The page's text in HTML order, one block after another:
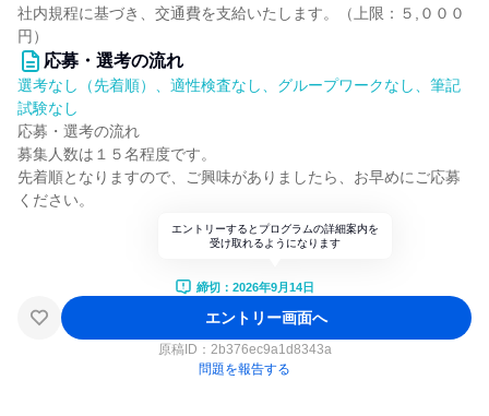
社内規程に基づき、交通費を支給いたします。（上限：５,０００
円）
応募・選考の流れ
選考なし（先着順）、適性検査なし、グループワークなし、筆記
試験なし
応募・選考の流れ
募集人数は１５名程度です。
先着順となりますので、ご興味がありましたら、お早めにご応募
ください。
エントリーするとプログラムの詳細案内を
受け取れるようになります
締切：2026年9月14日
エントリー画面へ
原稿ID： 2b376ec9a1d8343a
問題を報告する